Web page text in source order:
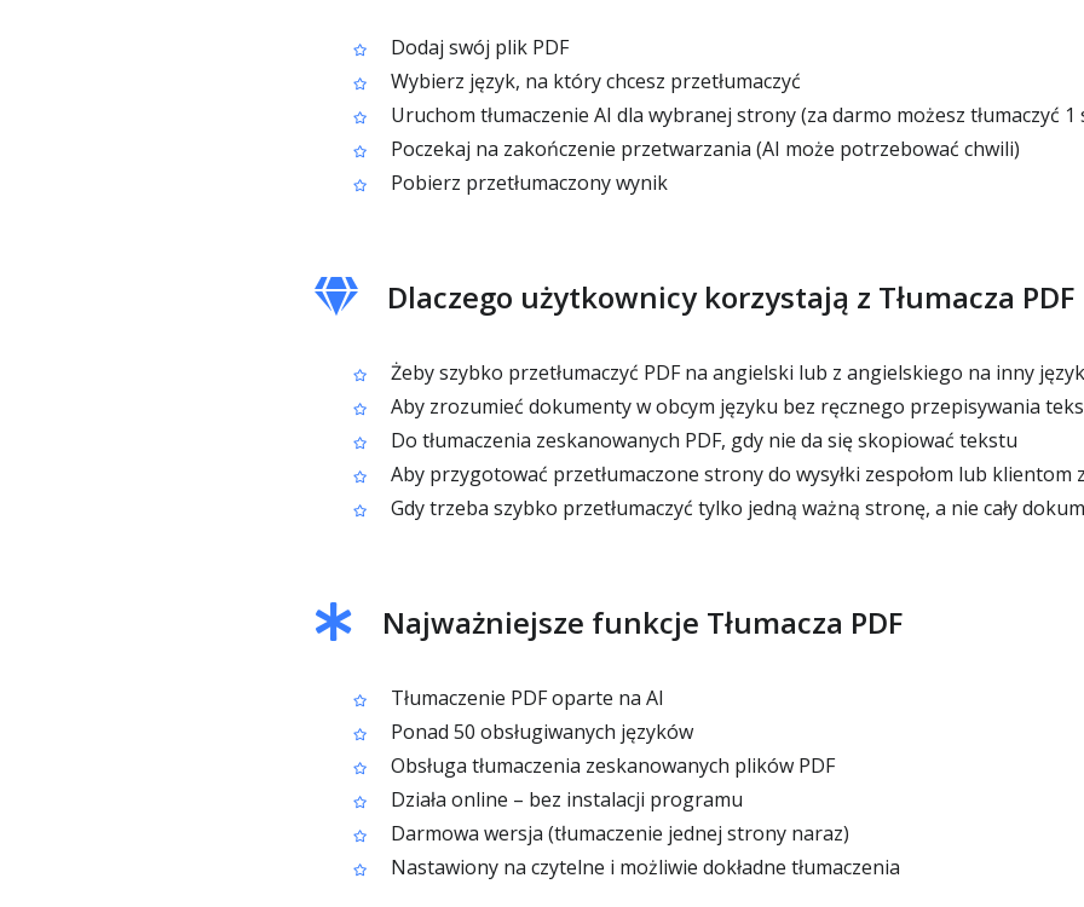
Dodaj swój plik PDF
Wybierz język, na który chcesz przetłumaczyć
Uruchom tłumaczenie AI dla wybranej strony (za darmo możesz tłumaczyć
Poczekaj na zakończenie przetwarzania (AI może potrzebować chwili)
Pobierz przetłumaczony wynik
Dlaczego użytkownicy korzystają z Tłumacza PDF
Żeby szybko przetłumaczyć PDF na angielski lub z angielskiego na inny
Aby zrozumieć dokumenty w obcym języku bez ręcznego przepisywania
Do tłumaczenia zeskanowanych PDF, gdy nie da się skopiować tekstu
Aby przygotować przetłumaczone strony do wysyłki zespołom lub klientom
Gdy trzeba szybko przetłumaczyć tylko jedną ważną stronę, a nie cały
Najważniejsze funkcje Tłumacza PDF
Tłumaczenie PDF oparte na AI
Ponad 50 obsługiwanych języków
Obsługa tłumaczenia zeskanowanych plików PDF
Działa online – bez instalacji programu
Darmowa wersja (tłumaczenie jednej strony naraz)
Nastawiony na czytelne i możliwie dokładne tłumaczenia